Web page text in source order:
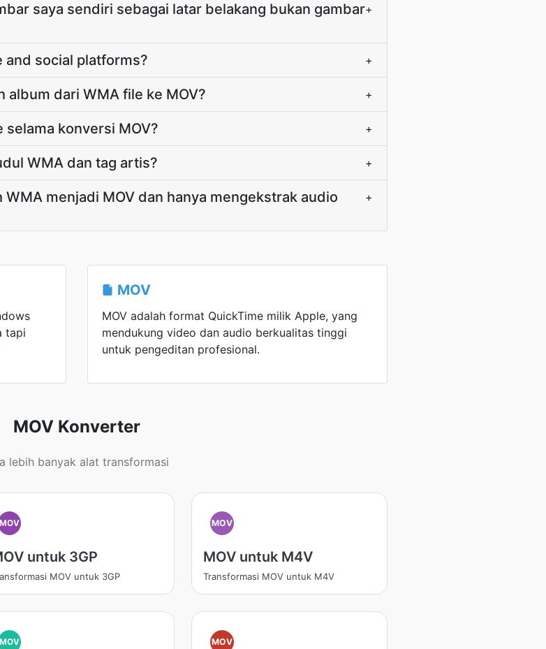
saya sendiri sebagai latar belakang bukan gambar+
and social platforms? +
album dari WMA file ke MOV? +
konversi MOV? +
WMA dan tag artis? +
menjadi MOV dan hanya mengekstrak audio
+
tapi
MOV
MOV adalah format QuickTime milik Apple, yang
mendukung video dan audio berkualitas tinggi
untuk pengeditan profesional.
MOV Konverter
lebih banyak alat transformasi
untuk 3GP
MOV untuk 3GP
MOV
MOV untuk M4V
Transformasi MOV untuk M4V
MOV